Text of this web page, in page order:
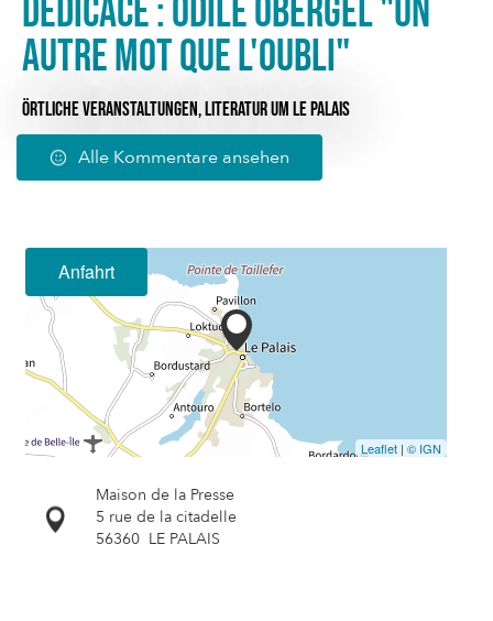
Dédicace : Odile Obergel "Un
autre mot que l'oubli"
ÖRTLICHE VERANSTALTUNGEN,LITERATURUM LE PALAIS
Alle Kommentare ansehen
Anfahrt
Leaflet | © IGN
Maison de la Presse
5 rue de la citadelle
56360 LE PALAIS